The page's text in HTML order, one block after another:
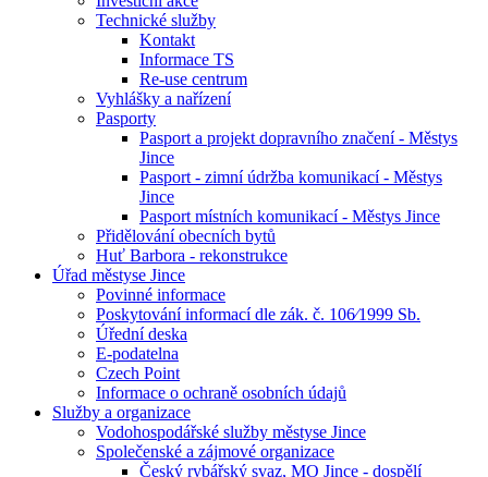
Technické služby
Kontakt
Informace TS
Re-use centrum
Vyhlášky a nařízení
Pasporty
Pasport a projekt dopravního značení - Městys
Jince
Pasport - zimní údržba komunikací - Městys
Jince
Pasport místních komunikací - Městys Jince
Přidělování obecních bytů
Huť Barbora - rekonstrukce
Úřad městyse Jince
Povinné informace
Poskytování informací dle zák. č. 106⁄1999 Sb.
Úřední deska
E-podatelna
Czech Point
Informace o ochraně osobních údajů
Služby a organizace
Vodohospodářské služby městyse Jince
Společenské a zájmové organizace
Český rybářský svaz, MO Jince - dospělí